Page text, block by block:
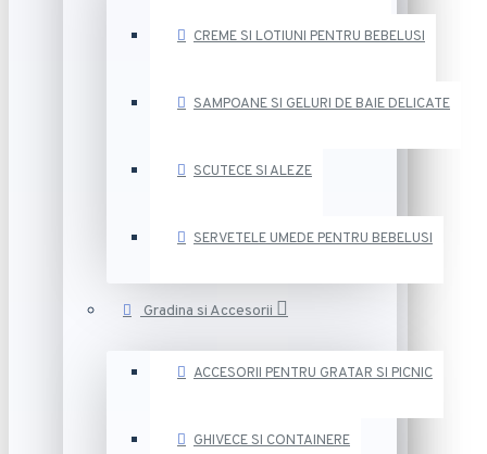
CREME SI LOTIUNI PENTRU BEBELUSI
SAMPOANE SI GELURI DE BAIE DELICATE
SCUTECE SI ALEZE
SERVETELE UMEDE PENTRU BEBELUSI
Gradina si Accesorii
ACCESORII PENTRU GRATAR SI PICNIC
GHIVECE SI CONTAINERE